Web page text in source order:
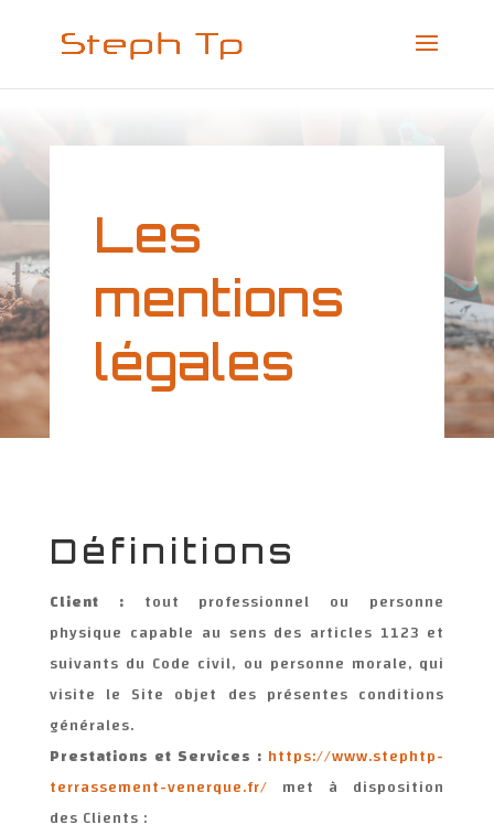
Les
mentions
légales
Définitions
Client : tout professionnel ou personne
physique capable au sens des articles 1123 et
suivants du Code civil, ou personne morale, qui
visite le Site objet des présentes conditions
générales.
Prestations et Services : https://www.stephtp-
terrassement-venerque.fr/ met à disposition
des Clients :